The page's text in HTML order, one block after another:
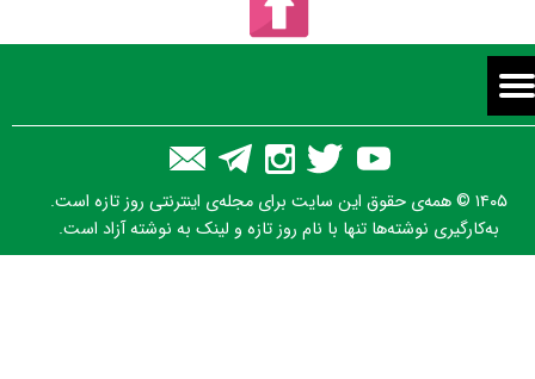
۱۴۰۵ © همه‌ی حقوق این سایت برای مجله‌ی اینترنتی روز تازه است.
به‌کارگیری نوشته‌ها تنها با نام روز تازه و لینک به نوشته آزاد است.